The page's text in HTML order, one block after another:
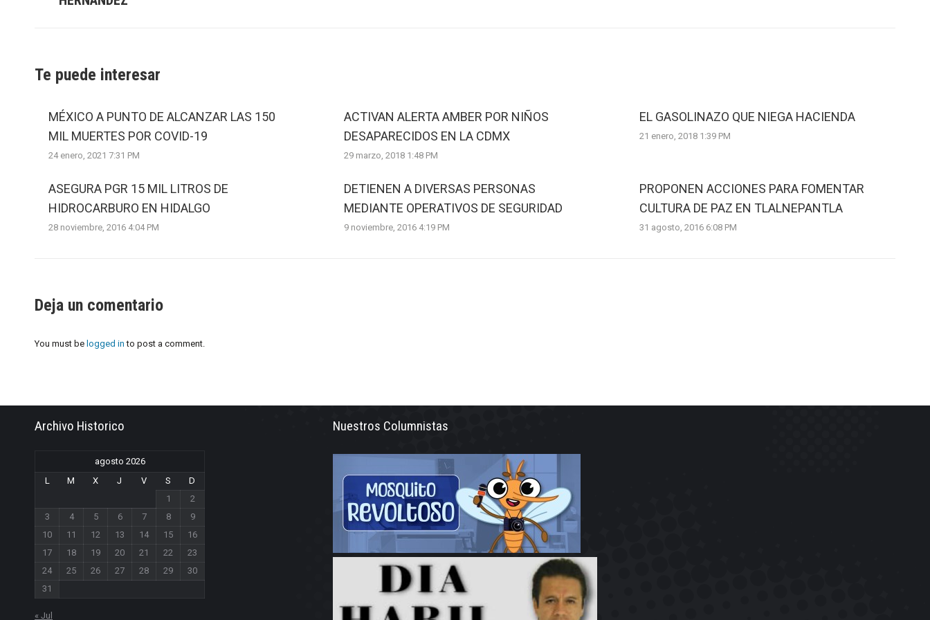
post:
Te puede interesar
MÉXICO A PUNTO DE ALCANZAR LAS 150
MIL MUERTES POR COVID-19
24 enero, 2021 7:31 PM
ACTIVAN ALERTA AMBER POR NIÑOS
DESAPARECIDOS EN LA CDMX
29 marzo, 2018 1:48 PM
EL GASOLINAZO QUE NIEGA HACIENDA
21 enero, 2018 1:39 PM
ASEGURA PGR 15 MIL LITROS DE
HIDROCARBURO EN HIDALGO
28 noviembre, 2016 4:04 PM
DETIENEN A DIVERSAS PERSONAS
MEDIANTE OPERATIVOS DE SEGURIDAD
9 noviembre, 2016 4:19 PM
PROPONEN ACCIONES PARA FOMENTAR
CULTURA DE PAZ EN TLALNEPANTLA
31 agosto, 2016 6:08 PM
Deja un comentario
You must be logged in to post a comment.
Archivo Historico
agosto 2026
L
M X J V S
D
1
2
3
4 5 6 7 8
9
10
11 12 13 14 15
16
17
18 19 20 21 22
23
24
25 26 27 28 29
30
31
« Jul
Nuestros Columnistas